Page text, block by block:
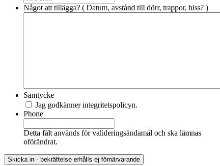
Något att tillägga? ( Datum, avstånd till dörr, trappor, hiss? )
Samtycke
Jag godkänner integritetspolicyn.
Phone
Detta fält används för valideringsändamål och ska lämnas
oförändrat.